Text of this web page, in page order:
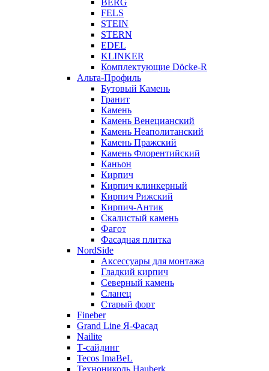
FELS
STEIN
STERN
EDEL
KLINKER
Комплектующие Döcke-R
Альта-Профиль
Бутовый Камень
Гранит
Камень
Камень Венецианский
Камень Неаполитанский
Камень Пражский
Камень Флорентийский
Каньон
Кирпич
Кирпич клинкерный
Кирпич Рижский
Кирпич-Антик
Скалистый камень
Фагот
Фасадная плитка
NordSide
Аксессуары для монтажа
Гладкий кирпич
Северный камень
Сланец
Старый форт
Fineber
Grand Line Я-Фасад
Nailite
Т-сайдинг
Tecos ImaBeL
Технониколь Hauberk